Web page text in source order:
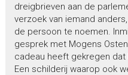
dreigbrieven aan de
verzoek van iemand
de persoon te noemen.
gesprek met Mogens
cadeau heeft gekregen dat
Een schilderij waarop ook